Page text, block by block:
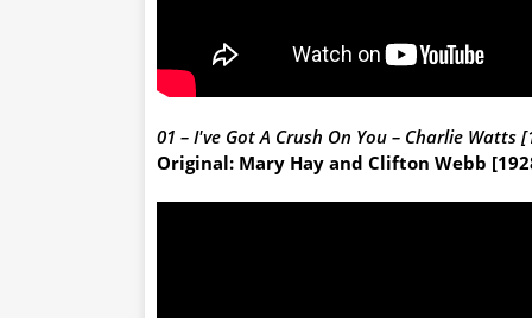
01 – ‪I've Got A Crush On You – Charlie Watts
Original: Mary Hay and Clifton Webb